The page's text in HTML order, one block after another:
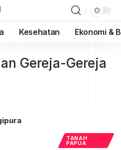
Kesehatan Ekonomi &
Gereja-Gereja
TANAH
PAPUA